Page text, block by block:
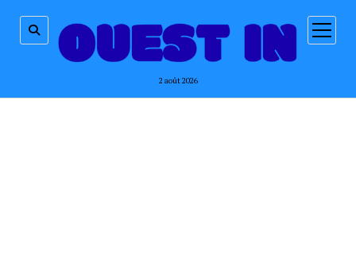
2 août 2026
ouvrir
menu